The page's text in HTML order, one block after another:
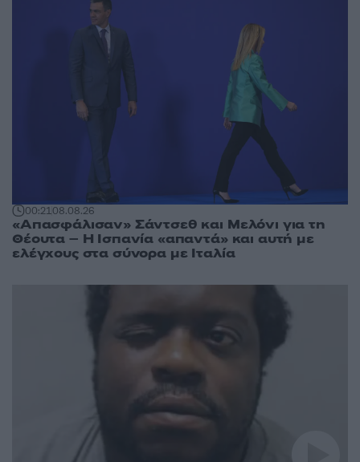
00:2108.08.26
«Απασφάλισαν» Σάντσεθ και Μελόνι για τη
Θέουτα – Η Ισπανία «απαντά» και αυτή με
ελέγχους στα σύνορα με Ιταλία